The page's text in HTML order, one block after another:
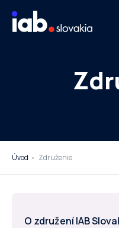
Úvod Združenie
O združení IAB